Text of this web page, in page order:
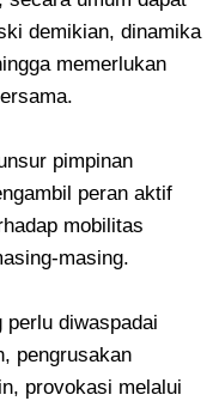
demikian, dinamika
memerlukan
pimpinan
peran aktif
mobilitas
masing.
perlu diwaspadai
pengrusakan
provokasi melalui